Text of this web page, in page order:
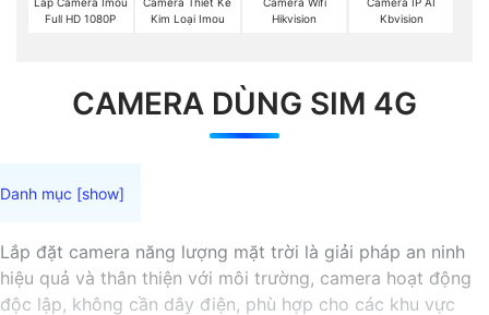
Lắp Camera Imou
Full HD 1080P
Camera Thiết Kế
Kim Loại Imou
Hikvision
Camera IP AI
Kbvision
CAMERA DÙNG SIM 4G
Lắp đặt camera năng lượng mặt trời là giải pháp an ninh
hiệu quả và thân thiện với môi trường, camera hoạt động
độc lập, không cần dây điện, phù hợp cho các khu vực